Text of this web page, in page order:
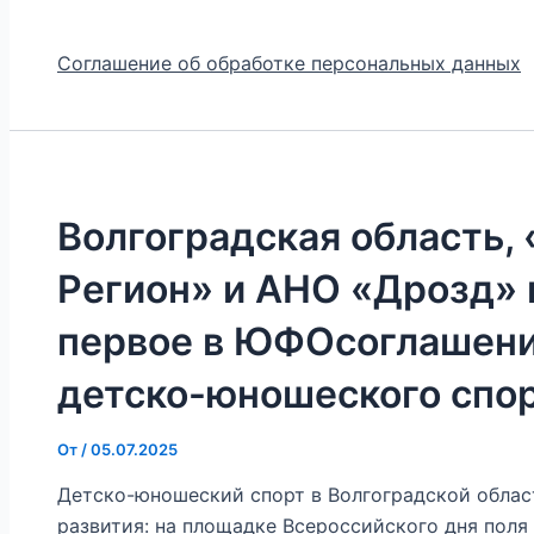
Соглашение об обработке персональных данных
Волгоградская
Регион» и АНО «Дрозд»
первое в
детско-юношеского
От /05.07.2025
Детско-юношеский спорт в Волгоградской
развития: на площадке Всероссийского дня